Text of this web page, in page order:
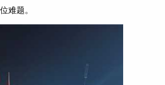
难题。